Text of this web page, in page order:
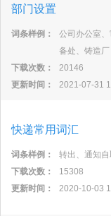
部门设置
词条样例：
公司办公室
备处、铸造厂
下载次数：
20146
更新时间：
2021-07-31
快递常用词汇
词条样例：
转出、通知
下载次数：
15308
更新时间：
2020-10-03